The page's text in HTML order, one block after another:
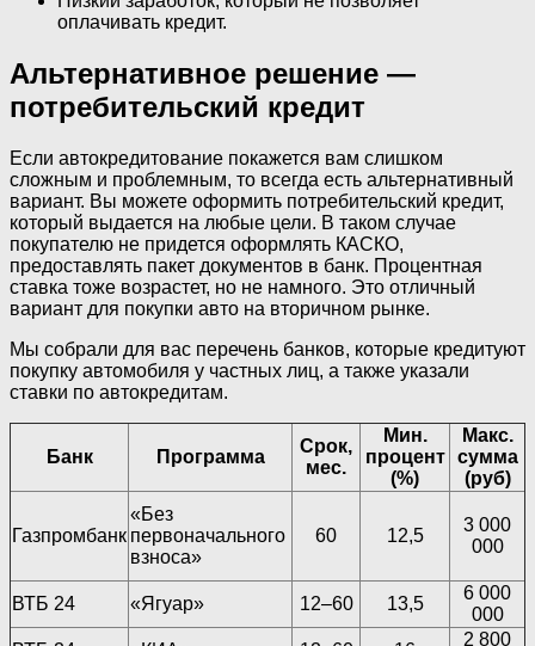
оплачивать кредит.
Альтернативное решение —
потребительский кредит
Если автокредитование покажется вам слишком
сложным и проблемным, то всегда есть альтернативный
вариант. Вы можете оформить потребительский кредит,
который выдается на любые цели. В таком случае
покупателю не придется оформлять КАСКО,
предоставлять пакет документов в банк. Процентная
ставка тоже возрастет, но не намного. Это отличный
вариант для покупки авто на вторичном рынке.
Мы собрали для вас перечень банков, которые кредитуют
покупку автомобиля у частных лиц, а также указали
ставки по автокредитам.
Банк Программа
Срок,
мес.
Мин.
процент
(%)
Макс.
сумма
(руб)
Газпромбанк
«Без
первоначального
взноса»
60 12,5
3 000
000
ВТБ 24 «Ягуар» 12–60 13,5
6 000
000
2 800